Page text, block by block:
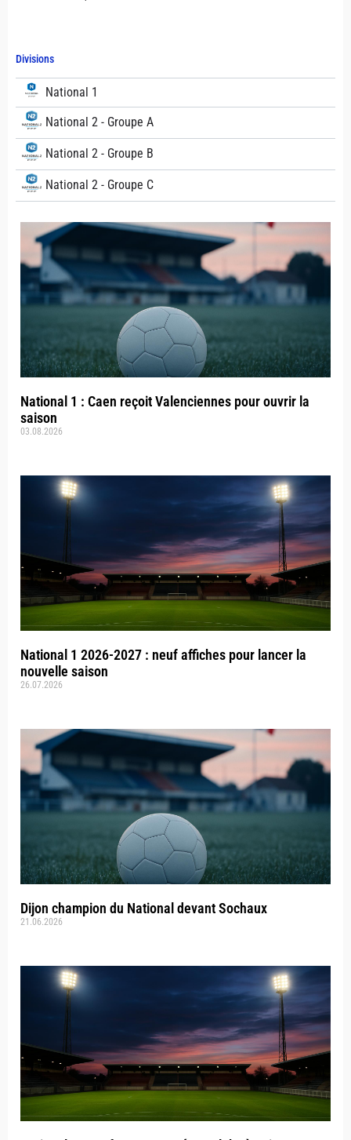
Divisions
National 1
National 2 - Groupe A
National 2 - Groupe B
National 2 - Groupe C
National 1 : Caen reçoit Valenciennes pour ouvrir la
saison
03.08.2026
National 1 2026-2027 : neuf affiches pour lancer la
nouvelle saison
26.07.2026
Dijon champion du National devant Sochaux
21.06.2026